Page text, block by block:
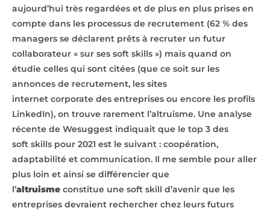
aujourd’hui très regardées et de plus en plus prises en
compte dans les processus de recrutement (62 % des
managers se déclarent prêts à recruter un futur
collaborateur « sur ses soft skills ») mais quand on
étudie celles qui sont citées (que ce soit sur les
annonces de recrutement, les sites
internet corporate des entreprises ou encore les profils
LinkedIn), on trouve rarement l’altruisme. Une analyse
récente de Wesuggest indiquait que le top 3 des
soft skills pour 2021 est le suivant : coopération,
adaptabilité et communication. Il me semble pour aller
plus loin et ainsi se différencier que
l’altruisme constitue une soft skill d’avenir que les
entreprises devraient rechercher chez leurs futurs